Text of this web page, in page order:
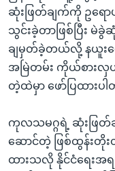
ဆုံးဖြတ်ချက်ကို ဥရော
သွင်းခဲ့တာဖြစ်ပြီး
ချမှတ်ခဲ့တယ်လို့ နယူးယ
အမြဲတမ်း ကိုယ်စားလှ
တဲ့ထဲမှာ ဖော်ပြထားပ
ကုလသမဂ္ဂရဲ့ ဆုံးဖြတ်
ဆောင်တဲ့ ဖြစ်ထွန်း
ထားသလို နိုင်ငံရေး